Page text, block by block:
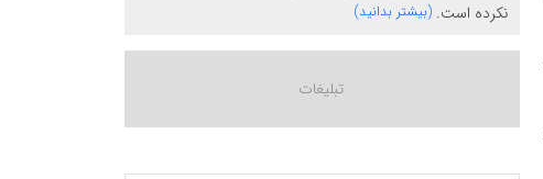
نکرده است. (بیشتر بدانید)